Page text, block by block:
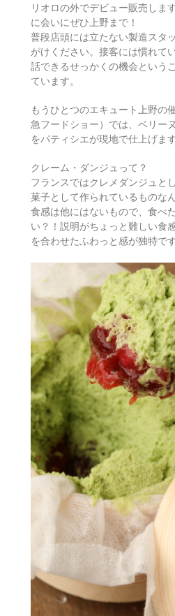
リオロの外でデビュー販売しま
に会いにぜひ上野まで！
普段店頭には立たない製造スタ
がけください。接客には慣れて
話できるせっかくの機会という
ています。
もうひとつのエキュート上野の
急フードショー）では、ベリー
をパティシエが現地で仕上げます
クレーム・ダンジュって？
フランスではクレメダンジュと
菓子として作られているものな
食感は他にはないもので、食べ
い？！説明がちょっと難しい食
を合わせたふわっと感が独特です